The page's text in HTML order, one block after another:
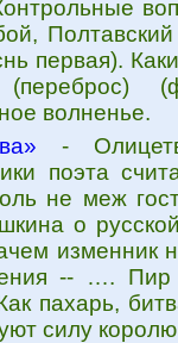
первая).
(переброс)
волненье.
-
поэта
не меж
о
изменник
-- …. Пир
пахарь,
силу